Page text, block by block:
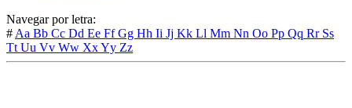
Navegar por letra:
# Aa Bb Cc Dd Ee FfGg Hh Ii Jj Kk Ll Mm Nn Oo Pp Qq Rr Ss
Tt Uu Vv Ww XxYy Zz